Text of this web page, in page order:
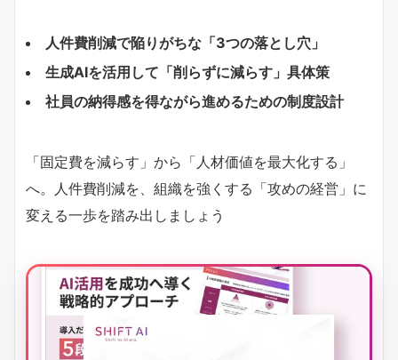
人件費削減で陥りがちな「3つの落とし穴」
生成AIを活用して「削らずに減らす」具体策
社員の納得感を得ながら進めるための制度設計
「固定費を減らす」から「人材価値を最大化する」
へ。人件費削減を、組織を強くする「攻めの経営」に
変える一歩を踏み出しましょう